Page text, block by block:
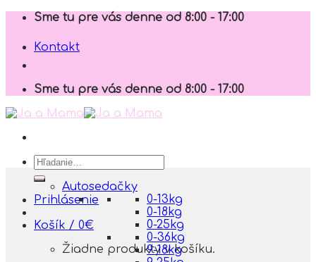
Skip
content
Sme tu pre vás denne od 8:00 - 17:00
Kontakt
Sme tu pre vás denne od 8:00 - 17:00
Hľadať:
Prihlásenie
Košík / 0€
Žiadne produkty v košíku.
Autosedačky
0-13kg
0-18kg
0-25kg
0-36kg
9-18kg